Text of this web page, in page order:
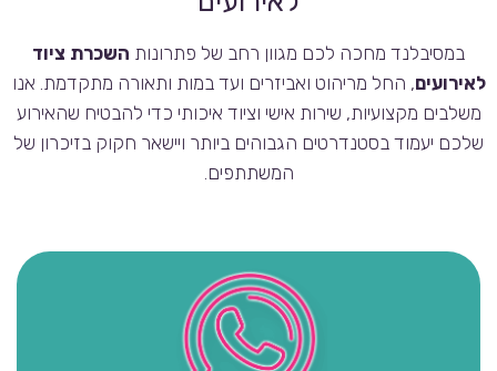
במסיבלנד מחכה לכם מגוון רחב של פתרונות השכרת ציוד
לאירועים, החל מריהוט ואביזרים ועד במות ותאורה מתקדמת. אנו
משלבים מקצועיות, שירות אישי וציוד איכותי כדי להבטיח שהאירוע
שלכם יעמוד בסטנדרטים הגבוהים ביותר ויישאר חקוק בזיכרון של
המשתתפים.